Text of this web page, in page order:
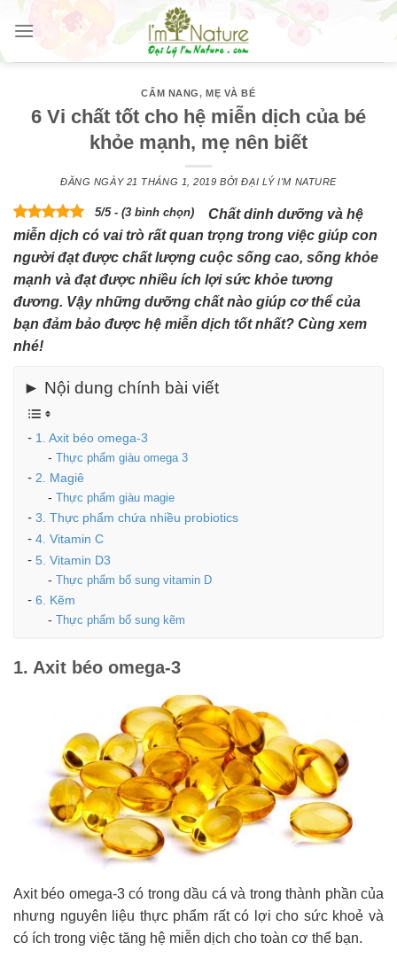
Skip
content
CẨM NANG,MẸ VÀ BÉ
6 Vi chất tốt cho hệ miễn dịch của bé
khỏe mạnh, mẹ nên biết
ĐĂNG NGÀY 21 THÁNG 1, 2019 BỞIĐẠI LÝ I'M NATURE
5/5 - (3 bình chọn)
Chất dinh dưỡng và hệ
miễn dịch có vai trò rất quan trọng trong việc giúp con
người đạt được chất lượng cuộc sống cao, sống khỏe
mạnh và đạt được nhiều ích lợi sức khỏe tương
đương. Vậy những dưỡng chất nào giúp cơ thể của
bạn đảm bảo được hệ miễn dịch tốt nhất? Cùng xem
nhé!
► Nội dung chính bài viết
1. Axit béo omega-3
Thực phẩm giàu omega 3
2. Magiê
Thực phẩm giàu magie
3. Thực phẩm chứa nhiều probiotics
4. Vitamin C
5. Vitamin D3
Thực phẩm bổ sung vitamin D
6. Kẽm
Thực phẩm bổ sung kẽm
1. Axit béo omega-3
Axit béo omega-3 có trong dầu cá và trong thành phần của
nhưng nguyên liệu thực phẩm rất có lợi cho sức khoẻ và
có ích trong việc tăng hệ miễn dịch cho toàn cơ thể bạn.